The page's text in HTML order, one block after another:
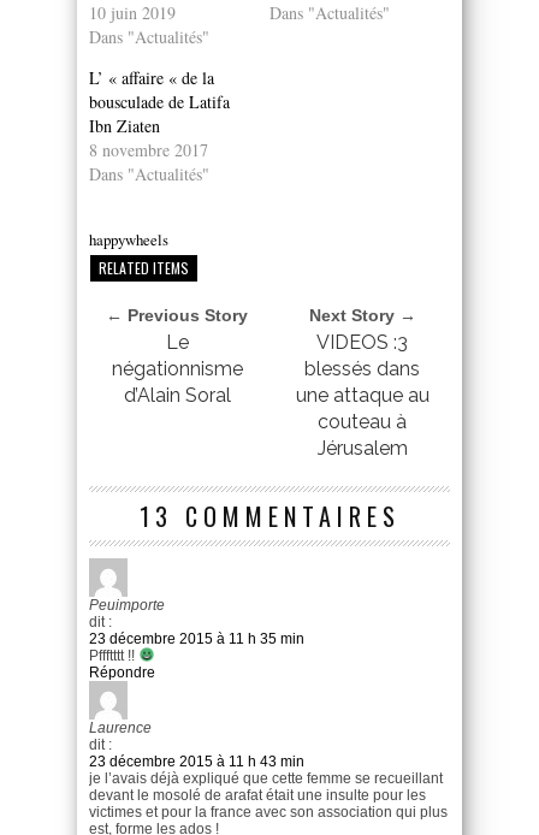
10 juin 2019
Dans "Actualités"
Dans "Actualités"
L’ « affaire « de la
bousculade de Latifa
Ibn Ziaten
8 novembre 2017
Dans "Actualités"
happywheels
RELATED ITEMS
← Previous Story
Le
négationnisme
d’Alain Soral
Next Story →
VIDEOS :3
blessés dans
une attaque au
couteau à
Jérusalem
13 COMMENTAIRES
Peuimporte
dit :
23 décembre 2015 à 11 h 35 min
Pffftttt !!
Répondre
Laurence
dit :
23 décembre 2015 à 11 h 43 min
je l’avais déjà expliqué que cette femme se recueillant
devant le mosolé de arafat était une insulte pour les
victimes et pour la france avec son association qui plus
est, forme les ados !